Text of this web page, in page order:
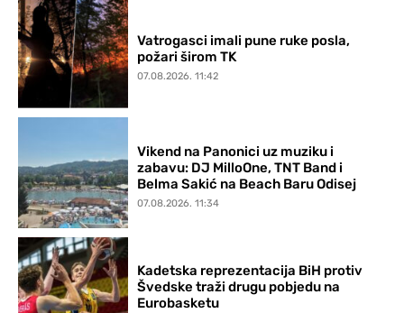
Vatrogasci imali pune ruke posla,
požari širom TK
07.08.2026. 11:42
Vikend na Panonici uz muziku i
zabavu: DJ MilloOne, TNT Band i
Belma Sakić na Beach Baru Odisej
07.08.2026. 11:34
Kadetska reprezentacija BiH protiv
Švedske traži drugu pobjedu na
Eurobasketu